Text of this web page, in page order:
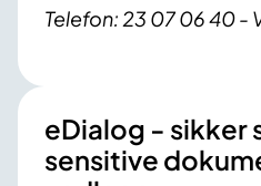
Telefon: 23 07 06 40 -
eDialog - sikker
sensitive